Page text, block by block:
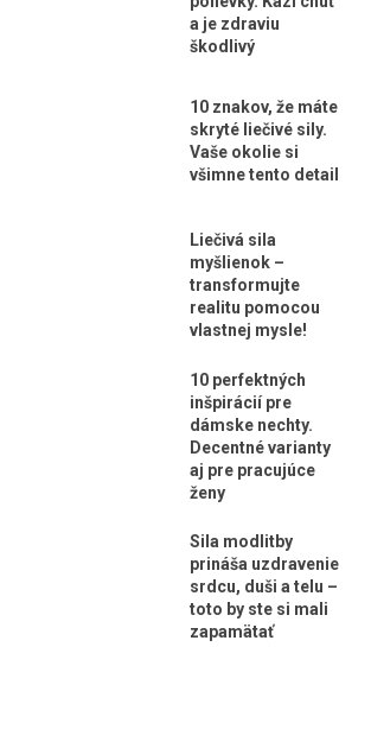
a je zdraviu
škodlivý
10 znakov, že máte
skryté liečivé sily.
Vaše okolie si
všimne tento detail
Liečivá sila
myšlienok –
transformujte
realitu pomocou
vlastnej mysle!
10 perfektných
inšpirácií pre
dámske nechty.
Decentné varianty
aj pre pracujúce
ženy
Sila modlitby
prináša uzdravenie
srdcu, duši a telu –
toto by ste si mali
zapamätať